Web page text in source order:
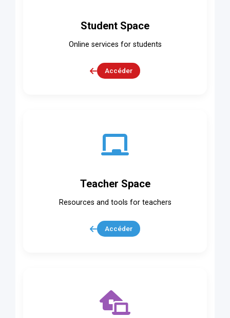
Student Space
Online services for students
Accéder
Teacher Space
Resources and tools for teachers
Accéder